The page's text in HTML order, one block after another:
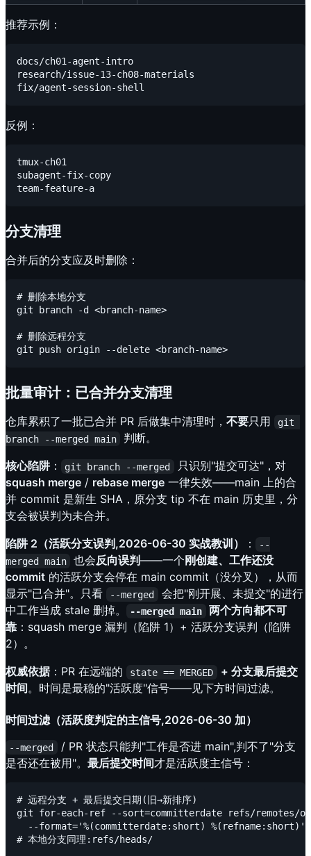
推荐示例：
docs/ch01-agent-intro
research/issue-13-ch08-materials
反例：
tmux-ch01
subagent-fix-copy
分支清理
合并后的分支应及时删除：
# 删除本地分支
git branch -d <branch-name>
# 删除远程分支
批量审计：已合并分支清理
仓库累积了一批已合并 PR 后做集中清理时， 不要只用
git
branch --merged main
判断。
核心陷阱： git branch --merged
只识别"提交可达"，对
squash merge / rebase merge 一律失效——main 上的合
并 commit 是新生 SHA，原分支 tip 不在 main 历史里，分
支会被误判为未合并。
陷阱 2（活跃分支误判,2026-06-30 实战教训）
：
--
merged main
也会反向误判——一个刚创建、工作还没
commit 的活跃分支会停在 main commit（没分叉），从而
显示"已合并"。只看
--merged
会把"刚开展、未提交"的进行
中工作当成 stale 删掉。
--merged main
两个方向都不可
靠 ：squash merge 漏判（陷阱 1）+ 活跃分支误判（陷阱
2）。
权威依据：PR 在远端的 state == MERGED
+ 分支最后提交
时间。时间是最稳的"活跃度"信号——见下方时间过滤。
时间过滤（活跃度判定的主信号,2026-06-30 加）
--merged
/ PR 状态只能判"工作是否进 main",判不了"分支
是否还在被用"。 最后提交时间才是活跃度主信号：
# 远程分支 + 最后提交日期(旧→新排序)
git for-each-ref --sort=committerdate refs/remotes/
--format='%(committerdate:short) %(refname:short)'